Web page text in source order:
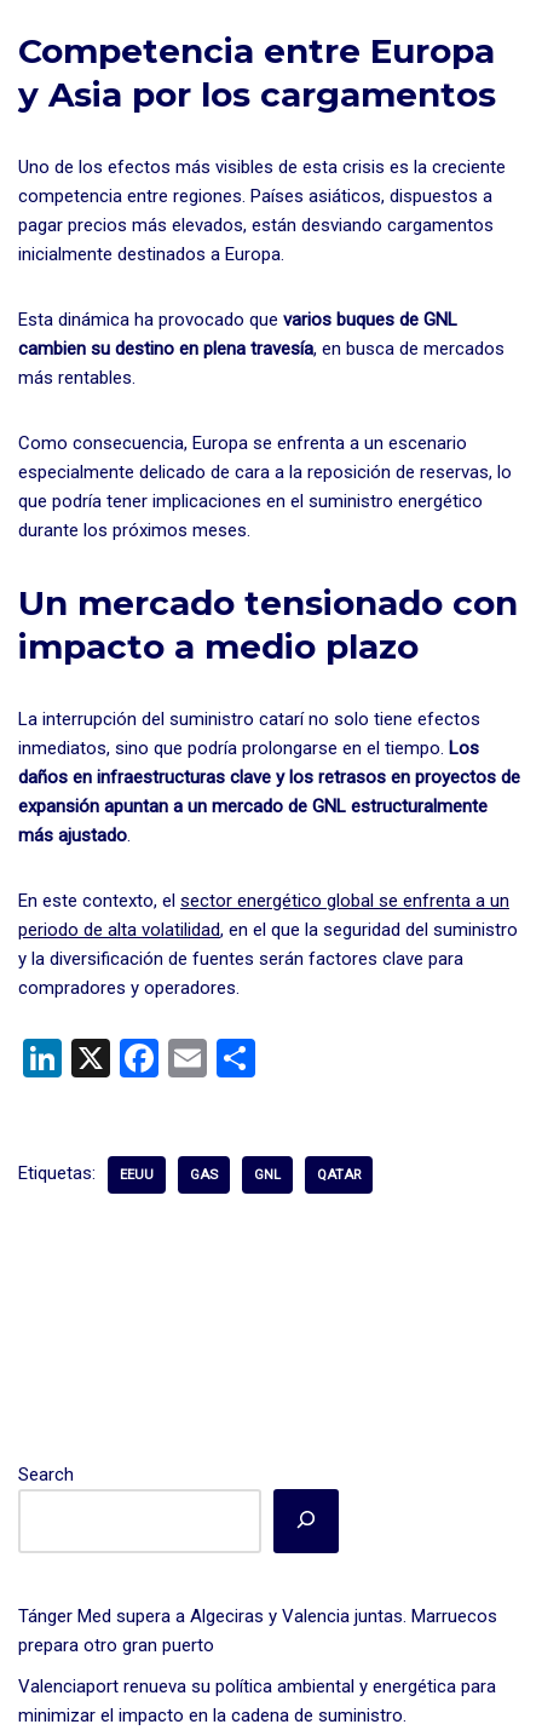
Competencia entre Europa
y Asia por los cargamentos
Uno de los efectos más visibles de esta crisis es la creciente
competencia entre regiones. Países asiáticos, dispuestos a
pagar precios más elevados, están desviando cargamentos
inicialmente destinados a Europa.
Esta dinámica ha provocado que varios buques de GNL
cambien su destino en plena travesía, en busca de mercados
más rentables.
Como consecuencia, Europa se enfrenta a un escenario
especialmente delicado de cara a la reposición de reservas, lo
que podría tener implicaciones en el suministro energético
durante los próximos meses.
Un mercado tensionado con
impacto a medio plazo
La interrupción del suministro catarí no solo tiene efectos
inmediatos, sino que podría prolongarse en el tiempo. Los
daños en infraestructuras clave y los retrasos en proyectos de
expansión apuntan a un mercado de GNL estructuralmente
más ajustado.
En este contexto, el sector energético global se enfrenta a un
periodo de alta volatilidad, en el que la seguridad del suministro
y la diversificación de fuentes serán factores clave para
compradores y operadores.
Li
dI
X
F
b
E
p
Etiquetas: EEUU GAS GNL QATAR
Search
Tánger Med supera a Algeciras y Valencia juntas. Marruecos
prepara otro gran puerto
Valenciaport renueva su política ambiental y energética para
minimizar el impacto en la cadena de suministro.